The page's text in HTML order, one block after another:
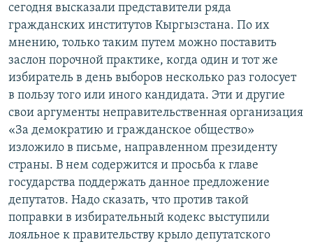
ЭЕ/АРнун бардык сайттары
сегодня высказали представители ряда
гражданских институтов Кыргызстана. По их
мнению, только таким путем можно поставить
заслон порочной практике, когда один и тот же
избиратель в день выборов несколько раз голосует
в пользу того или иного кандидата. Эти и другие
свои аргументы неправительственная организация
«За демократию и гражданское общество»
изложило в письме, направленном президенту
страны. В нем содержится и просьба к главе
государства поддержать данное предложение
депутатов. Надо сказать, что против такой
поправки в избирательный кодекс выступили
лояльное к правительству крыло депутатского